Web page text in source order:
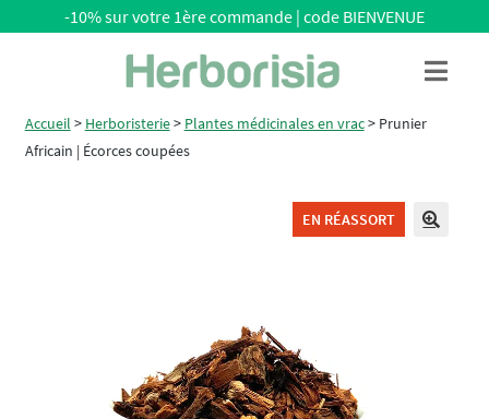
navigation
-10% sur votre 1ère commande | code BIENVENUE
Menu
Accueil > Herboristerie> Plantes médicinales en vrac> Prunier
Africain | Écorces coupées
EN RÉASSORT